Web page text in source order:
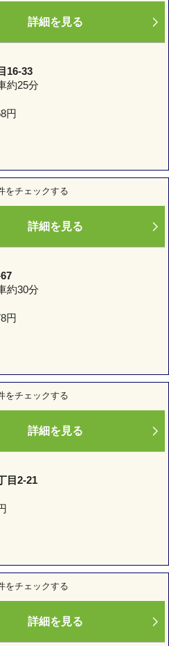
詳細を見る
16-33
約25分
円
をチェックする
詳細を見る
約30分
円
をチェックする
詳細を見る
目2-21
をチェックする
詳細を見る